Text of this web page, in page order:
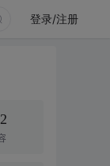
登录/注册